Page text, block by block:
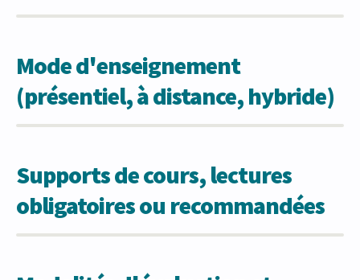
Mode d'enseignement
(présentiel, à distance, hybride)
Supports de cours, lectures
obligatoires ou recommandées